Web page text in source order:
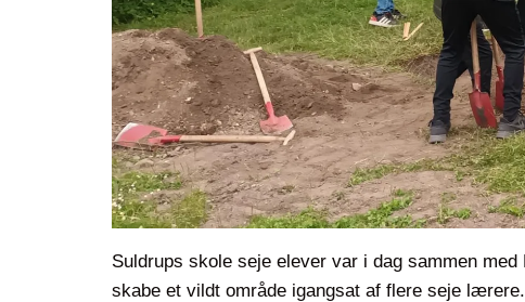
Suldrups skole seje elever var i dag sammen
skabe et vildt område igangsat af flere seje lærere.